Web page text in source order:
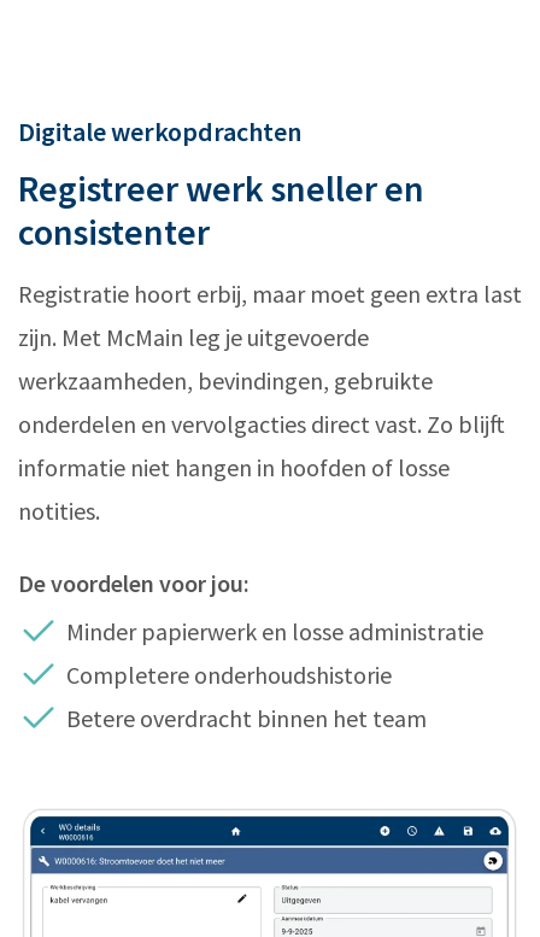
Digitale werkopdrachten
Registreer werk sneller en
consistenter
Registratie hoort erbij, maar moet geen extra last
zijn. Met McMain leg je uitgevoerde
werkzaamheden, bevindingen, gebruikte
onderdelen en vervolgacties direct vast. Zo blijft
informatie niet hangen in hoofden of losse
notities.
De voordelen voor jou:
Minder papierwerk en losse administratie
Completere onderhoudshistorie
Betere overdracht binnen het team